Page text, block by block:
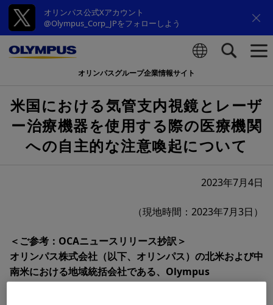
オリンパス公式Xアカウント
@Olympus_Corp_JPをフォローしよう
オリンパスグループ企業情報サイト
米国における気管支内視鏡とレーザ
ー治療機器を使用する際の医療機関
への自主的な注意喚起について
2023年7月4日
（現地時間：2023年7月3日）
＜ご参考：OCAニュースリリース抄訳＞
オリンパス株式会社（以下、オリンパス）の北米および中
南米における地域統括会社である、Olympus